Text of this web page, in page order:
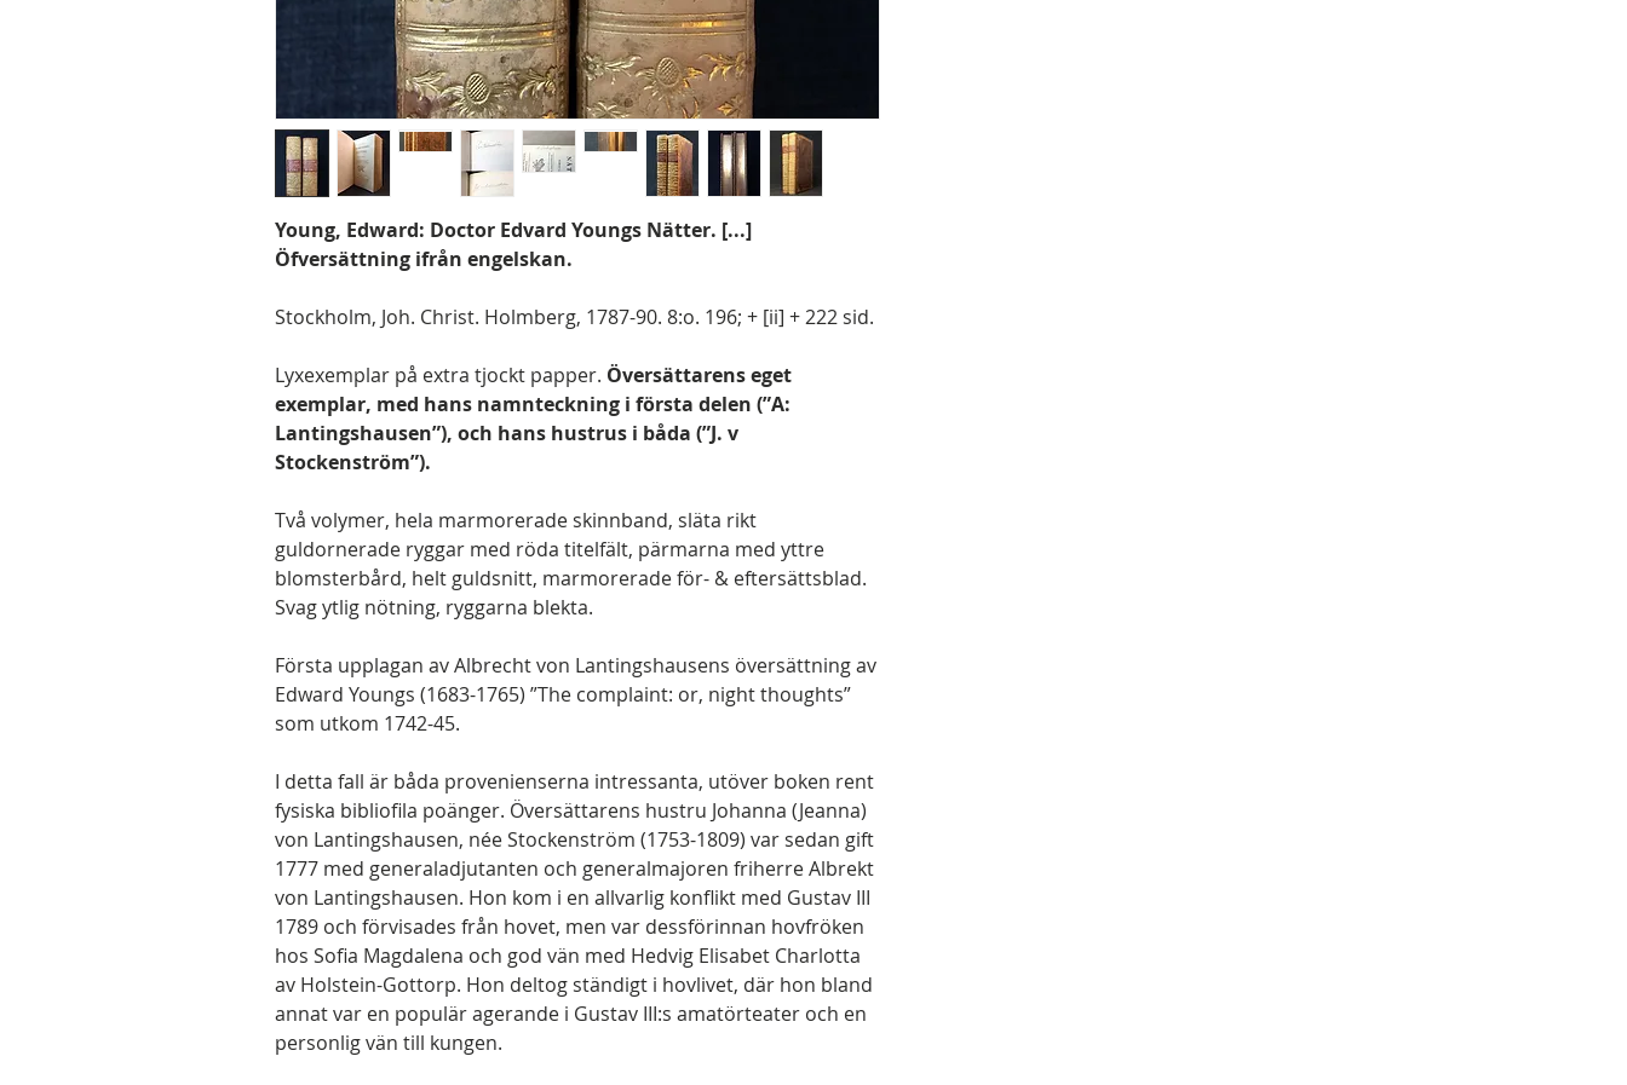
Young, Edward: Doctor Edvard Youngs Nätter. [...]
Öfversättning ifrån engelskan.
Stockholm, Joh. Christ. Holmberg, 1787-90. 8:o. 196; + [ii] + 222 sid.
Lyxexemplar på extra tjockt papper. Översättarens eget
exemplar, med hans namnteckning i första delen (”A:
Lantingshausen”), och hans hustrus i båda (”J. v
Stockenström”).
Två volymer, hela marmorerade skinnband, släta rikt
guldornerade ryggar med röda titelfält, pärmarna med yttre
blomsterbård, helt guldsnitt, marmorerade för- & eftersättsblad.
Svag ytlig nötning, ryggarna blekta.
Första upplagan av Albrecht von Lantingshausens översättning av
Edward Youngs (1683-1765) ”The complaint: or, night thoughts”
som utkom 1742-45.
I detta fall är båda provenienserna intressanta, utöver boken rent
fysiska bibliofila poänger. Översättarens hustru Johanna (Jeanna)
von Lantingshausen, née Stockenström (1753-1809) var sedan gift
1777 med generaladjutanten och generalmajoren friherre Albrekt
von Lantingshausen. Hon kom i en allvarlig konflikt med Gustav III
1789 och förvisades från hovet, men var dessförinnan hovfröken
hos Sofia Magdalena och god vän med Hedvig Elisabet Charlotta
av Holstein-Gottorp. Hon deltog ständigt i hovlivet, där hon bland
annat var en populär agerande i Gustav III:s amatörteater och en
personlig vän till kungen.